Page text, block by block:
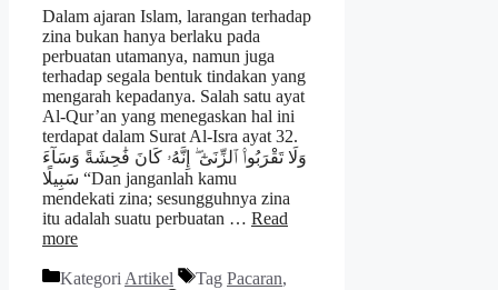
Dalam ajaran Islam, larangan terhadap
zina bukan hanya berlaku pada
perbuatan utamanya, namun juga
terhadap segala bentuk tindakan yang
mengarah kepadanya. Salah satu ayat
Al-Qur’an yang menegaskan hal ini
terdapat dalam Surat Al-Isra ayat 32.
وَلَا تَقْرَبُوا۟ ٱلزِّنَىٰٓ ۖ إِنَّهُۥ كَانَ فَٰحِشَةً وَسَآءَ
سَبِيلًا “Dan janganlah kamu
mendekati zina; sesungguhnya zina
itu adalah suatu perbuatan … Read
more
Kategori Artikel Tag Pacaran,